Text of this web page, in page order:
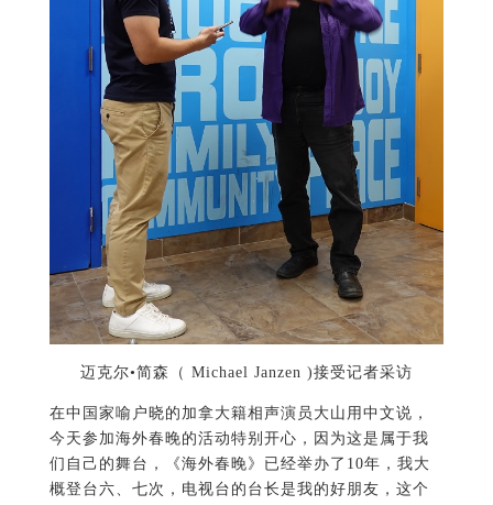
迈克尔•简森（ Michael Janzen )接受记者采访
在中国家喻户晓的加拿大籍相声演员大山用中文说，
今天参加海外春晚的活动特别开心，因为这是属于我
们自己的舞台，《海外春晚》已经举办了10年，我大
概登台六、七次，电视台的台长是我的好朋友，这个